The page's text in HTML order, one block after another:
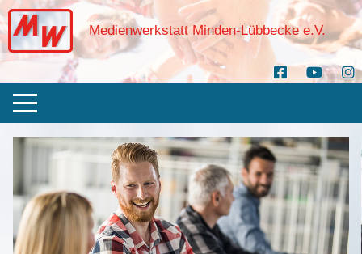
Medienwerkstatt Minden-Lübbecke e.V.